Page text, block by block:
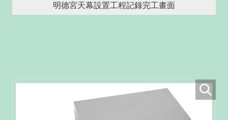
明德宮天幕設置工程記錄完工畫面